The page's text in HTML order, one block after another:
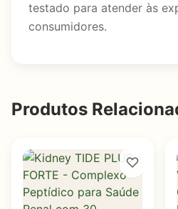
testado para atender às
consumidores.
Produtos